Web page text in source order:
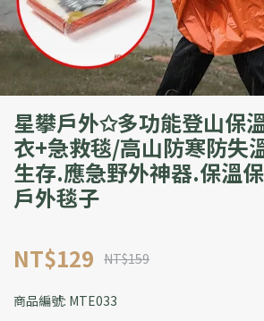
星攀戶外✩多功能登山保
衣+急救毯/高山防寒防失
生存.應急野外神器.保溫
戶外毯子
NT$129 NT$159
商品編號: MTE033